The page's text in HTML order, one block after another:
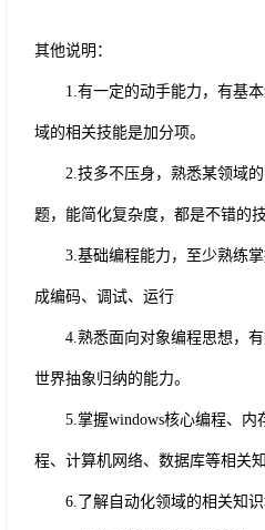
其他说明：
1.有一定的动手能力，有基
域的相关技能是加分项。
2.技多不压身，熟悉某领域
题，能简化复杂度，都是不错的技
3.基础编程能力，至少熟练
成编码、调试、运行
4.熟悉面向对象编程思想，
世界抽象归纳的能力。
5.掌握windows核心编程、
程、计算机网络、数据库等相关
6. 了解自动化领域的相关知